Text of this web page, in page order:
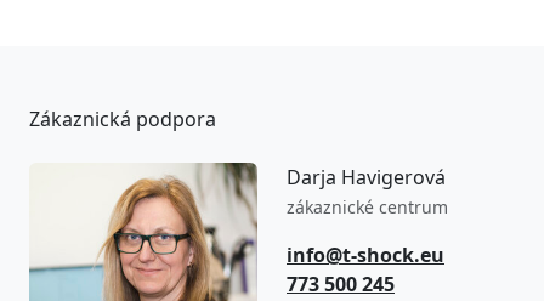
Zákaznická podpora
Darja Havigerová
zákaznické centrum
info@t-shock.eu
773 500 245